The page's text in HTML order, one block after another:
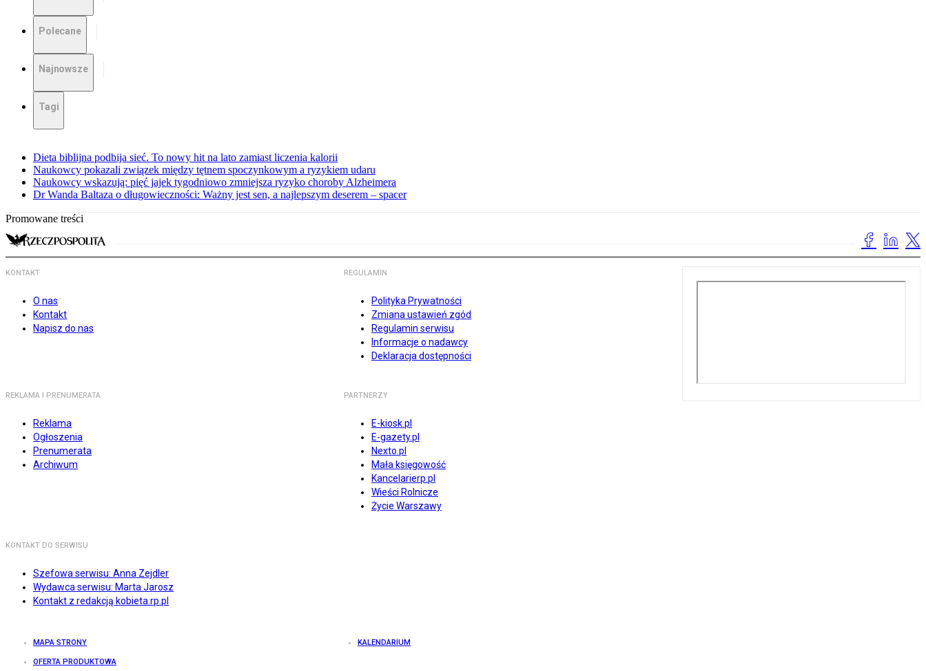
Polecane
Najnowsze
Tagi
Dieta biblijna podbija sieć. To nowy hit na lato zamiast liczenia kalorii
Naukowcy pokazali związek między tętnem spoczynkowym a ryzykiem udaru
Naukowcy wskazują: pięć jajek tygodniowo zmniejsza ryzyko choroby Alzheimera
Dr Wanda Baltaza o długowieczności: Ważny jest sen, a najlepszym deserem – spacer
Promowane treści
KONTAKT
O nas
Kontakt
Napisz do nas
REGULAMIN
Polityka Prywatności
Zmiana ustawień zgód
Regulamin serwisu
Informacje o nadawcy
Deklaracja dostępności
REKLAMA I PRENUMERATA
Reklama
Ogłoszenia
Prenumerata
Archiwum
PARTNERZY
E-kiosk.pl
E-gazety.pl
Nexto.pl
Mała księgowość
Kancelarierp.pl
Wieści Rolnicze
Życie Warszawy
KONTAKT DO SERWISU
Szefowa serwisu: Anna Zejdler
Wydawca serwisu: Marta Jarosz
Kontakt z redakcją kobieta.rp.pl
MAPA STRONY KALENDARIUM
OFERTA PRODUKTOWA